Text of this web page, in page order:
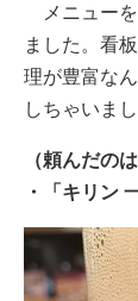
メニューを
ました。看
理が豊富な
しちゃいまし
（頼んだの
・「キリン